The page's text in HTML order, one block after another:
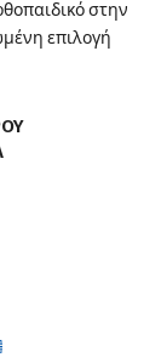
στην
επιλογή